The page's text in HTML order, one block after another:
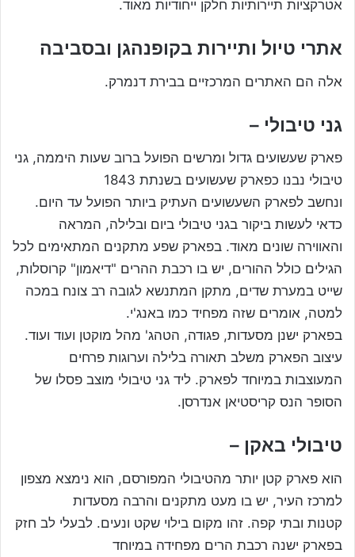
אטרקציות תיירותיות חלקן ייחודיות מאוד.
אתרי טיול ותיירות בקופנהגן ובסביבה
אלה הם האתרים המרכזיים בבירת דנמרק.
גני טיבולי –
פארק שעשועים גדול ומרשים הפועל ברוב שעות היממה, גני
טיבולי נבנו כפארק שעשועים בשנתת 1843
ונחשב לפארק השעשועים העתיק ביותר הפועל עד היום.
כדאי לעשות ביקור בגני טיבולי ביום ובלילה, המראה
והאווירה שונים מאוד. בפארק שפע מתקנים המתאימים לכל
הגילים כולל ההורים, יש בו רכבת ההרים "דיאמון" קרוסלות,
שייט במערת שדים, מתקן המתנשא לגובה רב צונח במכה
למטה, אומרים שזה מפחיד כמו באנג'י.
בפארק ישנן מסעדות, פגודה, הטהג' מהל מוקטן ועוד ועוד.
עיצוב הפארק משלב תאורה בלילה וערוגות פרחים
המעוצבות במיוחד לפארק. ליד גני טיבולי מוצב פסלו של
הסופר הנס קריסטיאן אנדרסן.
טיבולי באקן –
הוא פארק קטן יותר מהטיבולי המפורסם, הוא נימצא מצפון
למרכז העיר, יש בו מעט מתקנים והרבה מסעדות
קטנות ובתי קפה. זהו מקום בילוי שקט ונעים. לבעלי לב חזק
בפארק ישנה רכבת הרים מפחידה במיוחד